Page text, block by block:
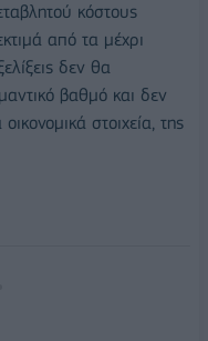
κόστους
από τα μέχρι
δεν θα
βαθμό και δεν
στοιχεία, της